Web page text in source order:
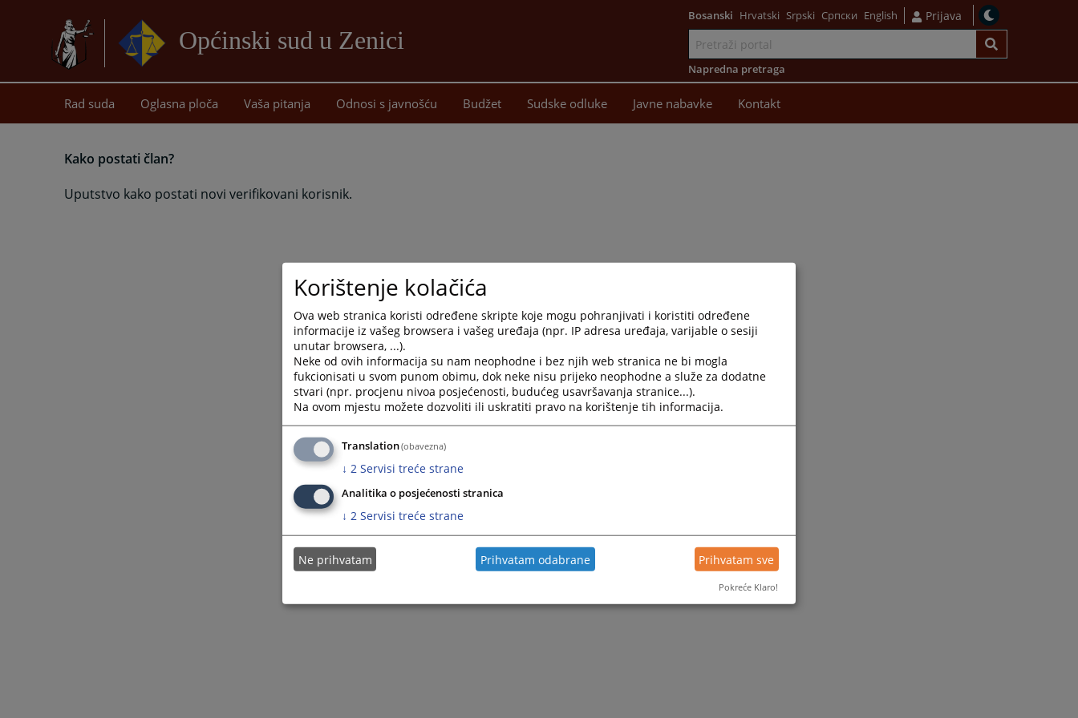
Općinski sud u Zenici
sadržaj
Bosanski Hrvatski Srpski Српски English Prijava
Napredna pretraga
Rad suda Oglasna ploča Vaša pitanja Odnosi s javnošću Budžet Sudske odluke Javne nabavke Kontakt
Kako postati član?
Uputstvo kako postati novi verifikovani korisnik.
Korištenje kolačića
Ova web stranica koristi određene skripte koje mogu pohranjivati i koristiti određene
informacije iz vašeg browsera i vašeg uređaja (npr. IP adresa uređaja, varijable o sesiji
unutar browsera, ...).
Neke od ovih informacija su nam neophodne i bez njih web stranica ne bi mogla
fukcionisati u svom punom obimu, dok neke nisu prijeko neophodne a služe za dodatne
stvari (npr. procjenu nivoa posjećenosti, budućeg usavršavanja stranice...).
Na ovom mjestu možete dozvoliti ili uskratiti pravo na korištenje tih informacija.
Translation(obavezna)
↓ 2 Servisi treće strane
Analitika o posjećenosti stranica
↓ 2 Servisi treće strane
Ne prihvatam Prihvatam odabrane Prihvatam sve
Pokreće Klaro!